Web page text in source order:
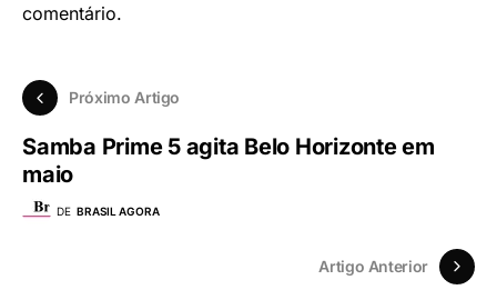
comentário.
Próximo Artigo
Samba Prime 5 agita Belo Horizonte em
maio
DE BRASIL AGORA
Artigo Anterior